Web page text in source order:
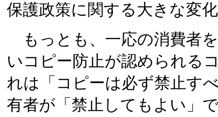
保護政策に関する大きな変
もっとも、一応の消費者
いコピー防止が認められる
れは「コピーは必ず禁止す
有者が「禁止してもよい」